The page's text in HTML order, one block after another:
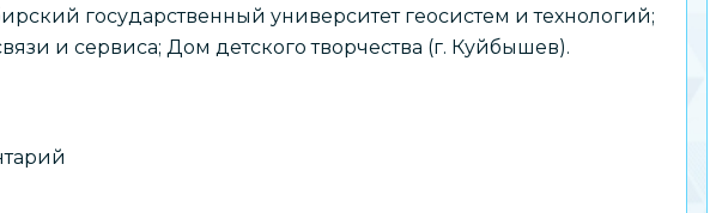
государственный университет геосистем и технологий;
и сервиса; Дом детского творчества (г. Куйбышев).